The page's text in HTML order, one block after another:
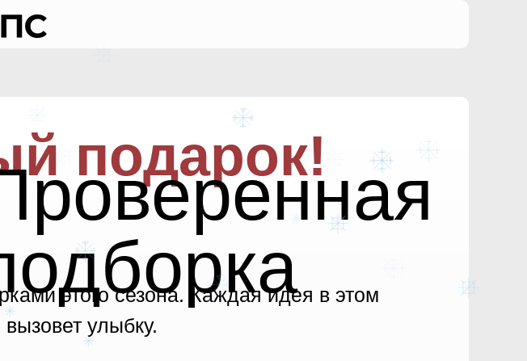
подарок!
этого сезона. Каждая идея в этом
улыбку.